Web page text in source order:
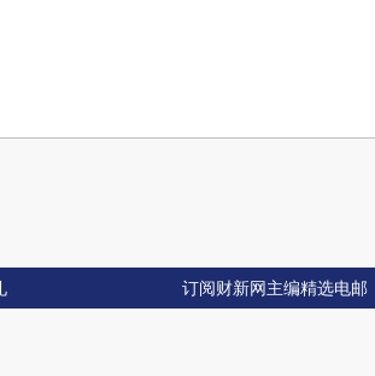
订阅财新网主编精选电邮